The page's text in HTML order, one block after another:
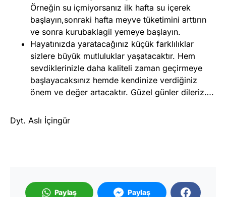
Örneğin su içmiyorsanız ilk hafta su içerek
başlayın,sonraki hafta meyve tüketimini arttırın
ve sonra kurubaklagil yemeye başlayın.
Hayatınızda yaratacağınız küçük farklılıklar
sizlere büyük mutluluklar yaşatacaktır. Hem
sevdiklerinizle daha kaliteli zaman geçirmeye
başlayacaksınız hemde kendinize verdiğiniz
önem ve değer artacaktır. Güzel günler dileriz….
Dyt. Aslı İçingür
Paylaş Paylaş